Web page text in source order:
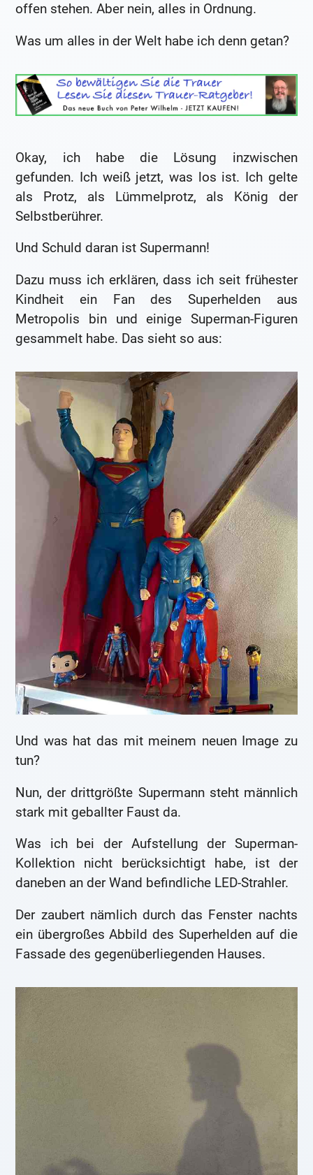
offen stehen. Aber nein, alles in Ordnung.
Was um alles in der Welt habe ich denn getan?
Okay, ich habe die Lösung inzwischen
gefunden. Ich weiß jetzt, was los ist. Ich gelte
als Protz, als Lümmelprotz, als König der
Selbstberührer.
Und Schuld daran ist Supermann!
Dazu muss ich erklären, dass ich seit frühester
Kindheit ein Fan des Superhelden aus
Metropolis bin und einige Superman-Figuren
gesammelt habe. Das sieht so aus:
Und was hat das mit meinem neuen Image zu
tun?
Nun, der drittgrößte Supermann steht männlich
stark mit geballter Faust da.
Was ich bei der Aufstellung der Superman-
Kollektion nicht berücksichtigt habe, ist der
daneben an der Wand befindliche LED-Strahler.
Der zaubert nämlich durch das Fenster nachts
ein übergroßes Abbild des Superhelden auf die
Fassade des gegenüberliegenden Hauses.